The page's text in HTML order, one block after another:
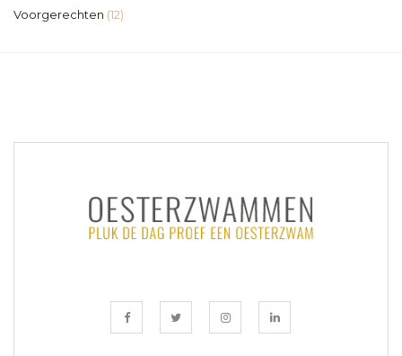
Voorgerechten (12)